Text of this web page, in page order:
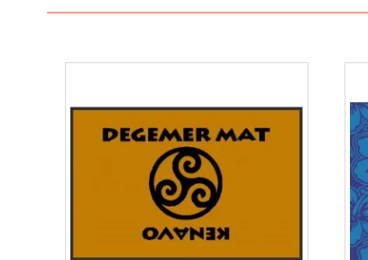
Basé sur1 avis soumis à un
étoiles